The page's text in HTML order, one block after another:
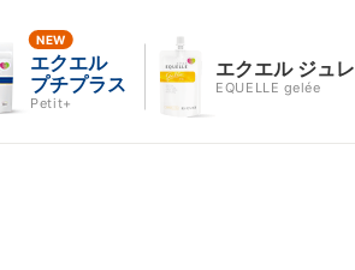
エクエル
プチプラス
Petit+
エクエル ジュレ
EQUELLE gelée